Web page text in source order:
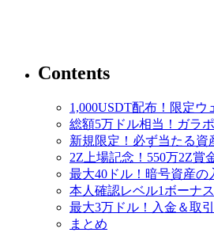
Contents
1,000USDT配布！限定
総額5万ドル相当！ガラ
新規限定！必ず当たる資
2Z上場記念！550万2Z賞
最大40ドル！暗号資産の
本人確認レベル1ボーナス
最大3万ドル！入金＆取
まとめ